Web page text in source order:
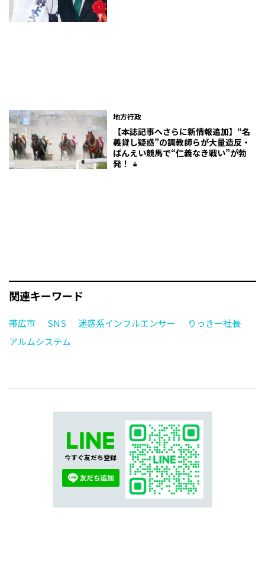
地方行政
【本誌記事へさらに新情報追加】“名
義貸し疑惑”の調教師らが大量造反・
ばんえい競馬で“仁義なき戦い”が勃
発！
関連キーワード
帯広市 SNS 迷惑系インフルエンサー
りっきー社長
アルムシステム
今すぐ友だち登録